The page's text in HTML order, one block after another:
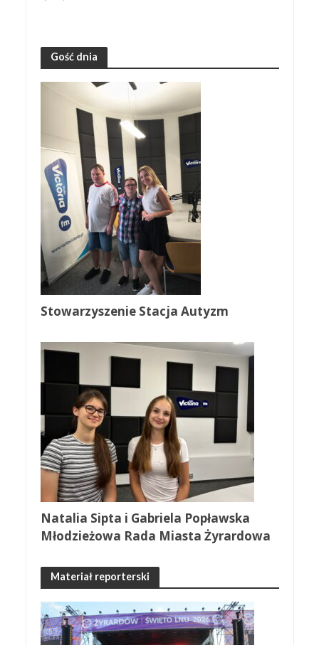
Gość dnia
Stowarzyszenie Stacja Autyzm
Natalia Sipta i Gabriela Popławska
Młodzieżowa Rada Miasta Żyrardowa
Materiał reporterski